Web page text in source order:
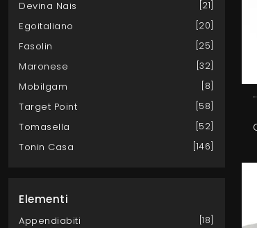
Devina Nais 21
Egoitaliano 20
Fasolin 25
Maronese 32
Mobilgam 8
Target Point 58
Tomasella 52
Tonin Casa 146
Elementi
Appendiabiti 18